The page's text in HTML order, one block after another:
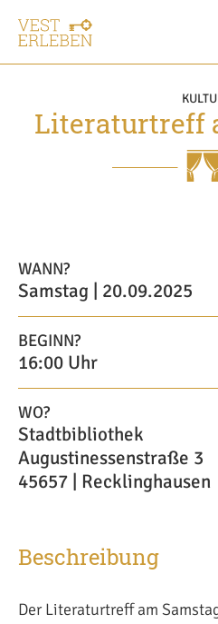
Literaturtreff
WANN?
Samstag | 20.09.2025
BEGINN?
16:00 Uhr
WO?
Stadtbibliothek
Augustinessenstraße 3
45657 | Recklinghausen
Beschreibung
Der Literaturtreff am